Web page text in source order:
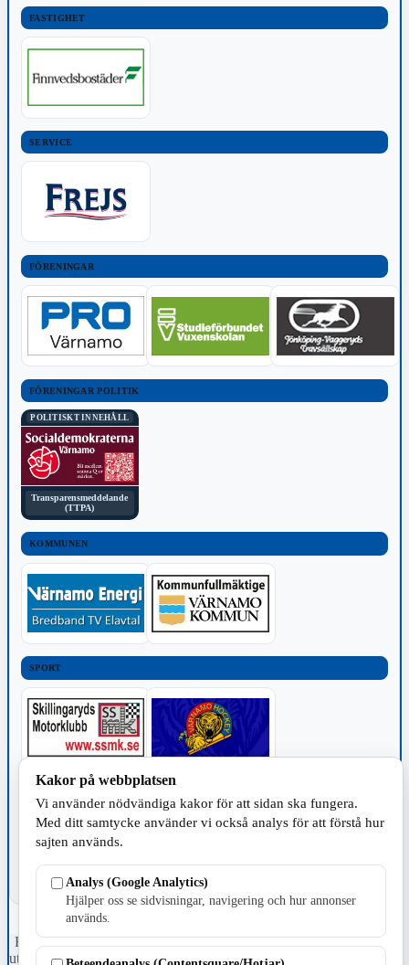
FASTIGHET
SERVICE
FÖRENINGAR
FÖRENINGAR POLITIK
POLITISKT INNEHÅLL
Transparensmeddelande
(TTPA)
KOMMUNEN
SPORT
Fristående webbtidningsföretag grundat 1991 som sedan 2002 ger
ut tidningen Skillingaryd.nu och 2010 lanserades Värnamo.nu. Från
Kakor på webbplatsen
Vi använder nödvändiga kakor för att sidan ska fungera.
Med ditt samtycke använder vi också analys för att förstå hur
sajten används.
Analys (Google Analytics)
Hjälper oss se sidvisningar, navigering och hur annonser
används.